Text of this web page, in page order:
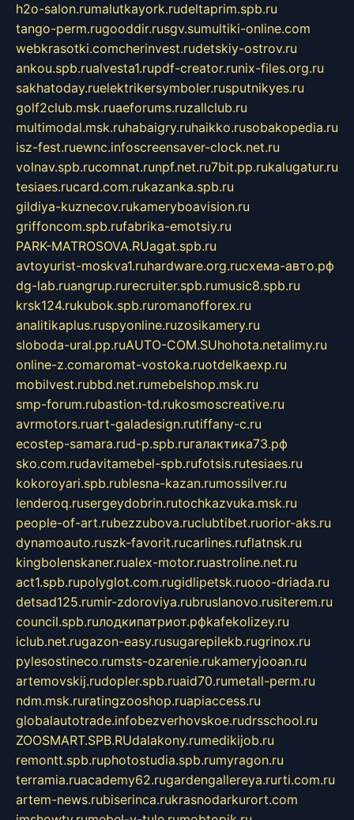
h2o-salon.rumalutkayork.rudeltaprim.spb.ru
tango-perm.rugooddir.rusgv.sumultiki-online.com
webkrasotki.comcherinvest.rudetskiy-ostrov.ru
ankou.spb.rualvesta1.rupdf-creator.runix-files.org.ru
sakhatoday.ruelektrikersymboler.rusputnikyes.ru
golf2club.msk.ruaeforums.ruzallclub.ru
multimodal.msk.ruhabaigry.ruhaikko.rusobakopedia.ru
isz-fest.ruewnc.infoscreensaver-clock.net.ru
volnav.spb.rucomnat.runpf.net.ru7bit.pp.rukalugatur.ru
tesiaes.rucard.com.rukazanka.spb.ru
gildiya-kuznecov.rukameryboavision.ru
griffoncom.spb.rufabrika-emotsiy.ru
PARK-MATROSOVA.RUagat.spb.ru
avtoyurist-moskva1.ruhardware.org.ruсхема-авто.рф
dg-lab.ruangrup.rurecruiter.spb.rumusic8.spb.ru
krsk124.rukubok.spb.ruromanofforex.ru
analitikaplus.ruspyonline.ruzosikamery.ru
sloboda-ural.pp.ruAUTO-COM.SUhohota.netalimy.ru
online-z.comaromat-vostoka.ruotdelkaexp.ru
mobilvest.rubbd.net.rumebelshop.msk.ru
smp-forum.rubastion-td.rukosmoscreative.ru
avrmotors.ruart-galadesign.rutiffany-c.ru
ecostep-samara.rud-p.spb.ruгалактика73.рф
sko.com.rudavitamebel-spb.rufotsis.rutesiaes.ru
kokoroyari.spb.rublesna-kazan.rumossilver.ru
lenderoq.rusergeydobrin.rutochkazvuka.msk.ru
people-of-art.rubezzubova.ruclubtibet.ruorior-aks.ru
dynamoauto.ruszk-favorit.rucarlines.ruflatnsk.ru
kingbolenskaner.rualex-motor.ruastroline.net.ru
act1.spb.rupolyglot.com.rugidlipetsk.ruooo-driada.ru
detsad125.rumir-zdoroviya.rubruslanovo.rusiterem.ru
council.spb.ruлодкипатриот.рфkafekolizey.ru
iclub.net.rugazon-easy.rusugarepilekb.rugrinox.ru
pylesostineco.rumsts-ozarenie.rukameryjooan.ru
artemovskij.rudopler.spb.ruaid70.rumetall-perm.ru
ndm.msk.ruratingzooshop.ruapiaccess.ru
globalautotrade.infobezverhovskoe.rudrsschool.ru
ZOOSMART.SPB.RUdalakony.rumedikijob.ru
remontt.spb.ruphotostudia.spb.rumyragon.ru
terramia.ruacademy62.rugardengallereya.rurti.com.ru
artem-news.rubiserinca.rukrasnodarkurort.com